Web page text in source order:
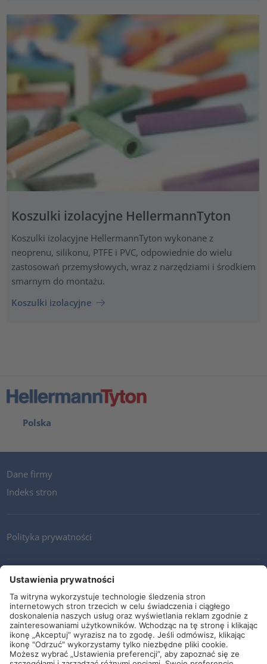
Koszulki izolacyjne HellermannTyton
Koszulki izolacyjne HellermannTyton wykonane z
neoprenu, silikonu, PTFE i PVC, odpowiednie do wielu
zastosowań przemysłowych, wraz z narzędziami i środkiem
smarnym do montażu.
Koszulki izolacyjne
Polska
Dane firmy
Indeks stron
Polityka prywatności
Kontakt
Newsletter